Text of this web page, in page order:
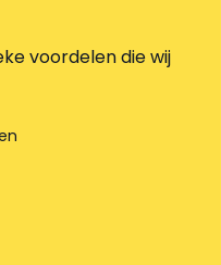
voordelen die wij